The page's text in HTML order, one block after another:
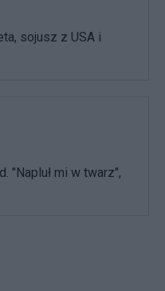
sojusz z USA i
"Napluł mi w twarz",